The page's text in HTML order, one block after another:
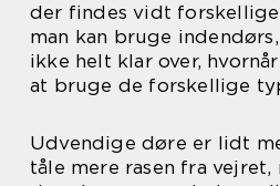
der findes vidt
man kan bruge
ikke helt klar over,
at bruge de forskellige
Udvendige døre er lidt
tåle mere rasen fra vejret,